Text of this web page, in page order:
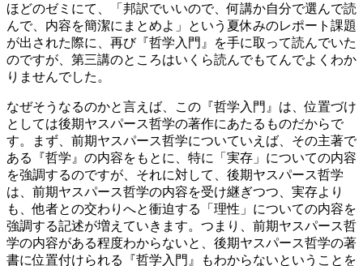
ほどのゼミにて、「邦訳でいいので、何講か自分で選んで読
んで、内容を簡潔にまとめよ」という夏休みのレポート課題
が出された際に、再び『哲学入門』を手に取って読んでいた
のですが、第三講のところはいくら読んでもてんでよくわか
りませんでした。
なぜそうなるのかと言えば、この『哲学入門』は、位置づけ
としては後期ヤスパース哲学の著作にあたるものだからで
す。まず、前期ヤスパース哲学についていえば、その主著で
ある『哲学』の内容をもとに、特に「実存」についての内容
を強調するのですが、それに対して、後期ヤスパース哲学
は、前期ヤスパース哲学の内容を受け継ぎつつ、実存より
も、他者との交わりへと衝迫する「理性」についての内容を
強調する記述が増えていきます。つまり、前期ヤスパース哲
学の内容がある程度わからないと、後期ヤスパース哲学の著
書に位置付けられる『哲学入門』もわからないということを